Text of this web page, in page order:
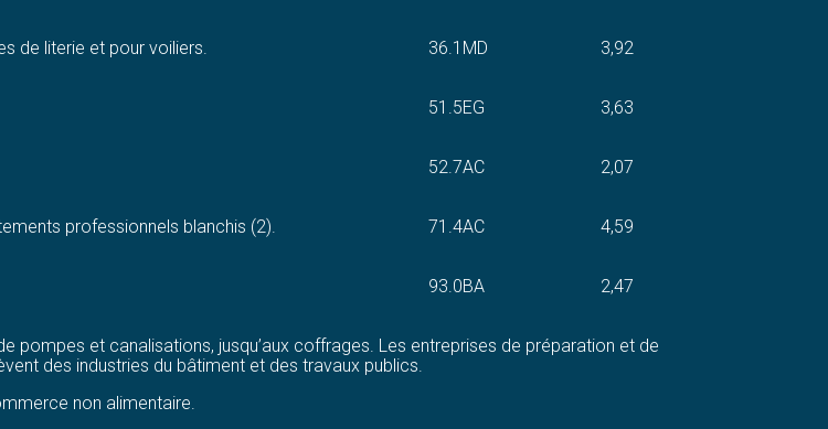
de literie et pour voiliers. 36.1MD 3,92
51.5EG 3,63
52.7AC 2,07
professionnels blanchis (2). 71.4AC 4,59
93.0BA 2,47
pompes et canalisations, jusqu’aux coffrages. Les entreprises de préparation et de
des industries du bâtiment et des travaux publics.
non alimentaire.